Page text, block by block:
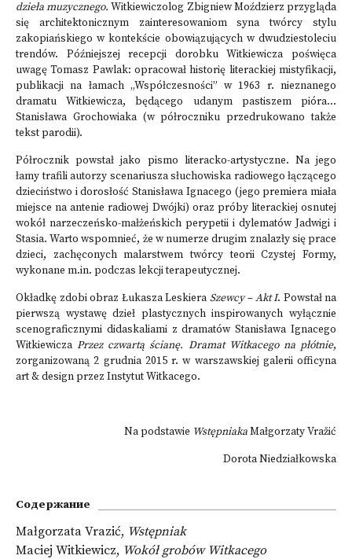
dzieła muzycznego. Witkiewiczolog Zbigniew Moździerz przygląda
się architektonicznym zainteresowaniom syna twórcy stylu
zakopiańskiego w kontekście obowiązujących w dwudziestoleciu
trendów. Późniejszej recepcji dorobku Witkiewicza poświęca
uwagę Tomasz Pawlak: opracował historię literackiej mistyfikacji,
publikacji na łamach „Współczesności” w 1963 r. nieznanego
dramatu Witkiewicza, będącego udanym pastiszem pióra...
Stanisława Grochowiaka (w półroczniku przedrukowano także
tekst parodii).
Półrocznik powstał jako pismo literacko-artystyczne. Na jego
łamy trafili autorzy scenariusza słuchowiska radiowego łączącego
dzieciństwo i dorosłość Stanisława Ignacego (jego premiera miała
miejsce na antenie radiowej Dwójki) oraz próby literackiej osnutej
wokół narzeczeńsko-małżeńskich perypetii i dylematów Jadwigi i
Stasia. Warto wspomnieć, że w numerze drugim znalazły się prace
dzieci, zachęconych malarstwem twórcy teorii Czystej Formy,
wykonane m.in. podczas lekcji terapeutycznej.
Okładkę zdobi obraz Łukasza Leskiera Szewcy – Akt I. Powstał na
pierwszą wystawę dzieł plastycznych inspirowanych wyłącznie
scenograficznymi didaskaliami z dramatów Stanisława Ignacego
WitkiewiczaPrzez czwartą ścianę. Dramat Witkacego na płótnie,
zorganizowaną 2 grudnia 2015 r. w warszawskiej galerii officyna
art & design przez Instytut Witkacego.
Na podstawie WstępniakaMałgorzaty Vražić
Dorota Niedziałkowska
Содержание
Małgorzata Vrazić, Wstępniak
Maciej Witkiewicz, Wokół grobów Witkacego